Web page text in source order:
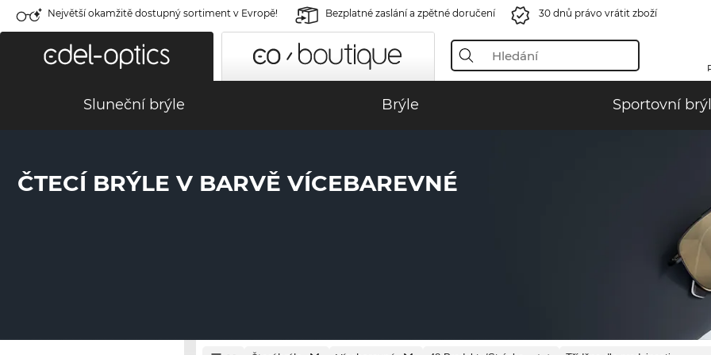
Největší okamžitě dostupný sortiment v Evropě! Bezplatné zaslání a zpětné doručení 30 dnů právo vrátit zboží
Sluneční brýle Brýle Sportovní
ČTECÍ BRÝLE V BARVĚ VÍCEBAREVNÉ